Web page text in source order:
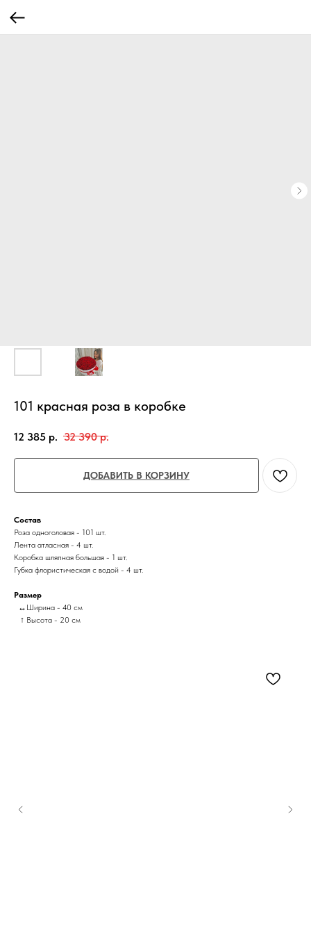
101 красная роза в коробке
12 385 р. 32 390 р.
ДОБАВИТЬ В КОРЗИНУ
Состав
Роза одноголовая - 101 шт.
Лента атласная - 4 шт.
Коробка шляпная большая - 1 шт.
Губка флористическая с водой - 4 шт.
Размер
↔Ширина - 40 см
↑ Высота - 20 см